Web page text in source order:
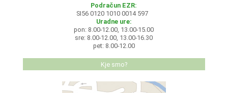
Podračun EZR:
SI56 0120 1010 0014 597
Uradne ure:
pon: 8.00-12.00, 13.00-15.00
sre: 8.00-12.00, 13.00-16.30
pet: 8.00-12.00
Kje smo?